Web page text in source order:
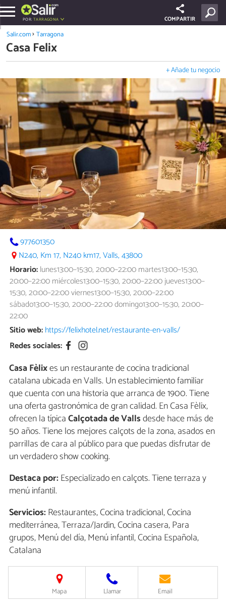
POR: TARRAGONA COMPARTIR
Salir.com Tarragona
Casa Felix
+ Añade tu negocio
977601350
N240, Km 17, N240 km17, Valls, 43800
Horario:lunes13:00–15:30, 20:00–22:00 martes13:00–15:30,
20:00–22:00 miércoles13:00–15:30, 20:00–22:00 jueves13:00–
15:30, 20:00–22:00 viernes13:00–15:30, 20:00–22:00
sábado13:00–15:30, 20:00–22:00 domingo13:00–15:30, 20:00–
22:00
Sitio web:https://felixhotel.net/restaurante-en-valls/
Redes sociales:
Casa Fèlixes un restaurante de cocina tradicional
catalana ubicada en Valls. Un establecimiento familiar
que cuenta con una historia que arranca de 1900. Tiene
una oferta gastronómica de gran calidad. En Casa Fèlix,
ofrecen la típicaCalçotada de Vallsdesde hace más de
50 años. Tiene los mejores calçots de la zona, asados en
parrillas de cara al público para que puedas disfrutar de
un verdadero show cooking.
Destaca por:Especializado en calçots. Tiene terraza y
menú infantil.
Servicios:Restaurantes, Cocina tradicional, Cocina
mediterránea, Terraza/Jardin, Cocina casera, Para
grupos, Menú del día, Menú infantil, Cocina Española,
Catalana
Mapa Llamar Email